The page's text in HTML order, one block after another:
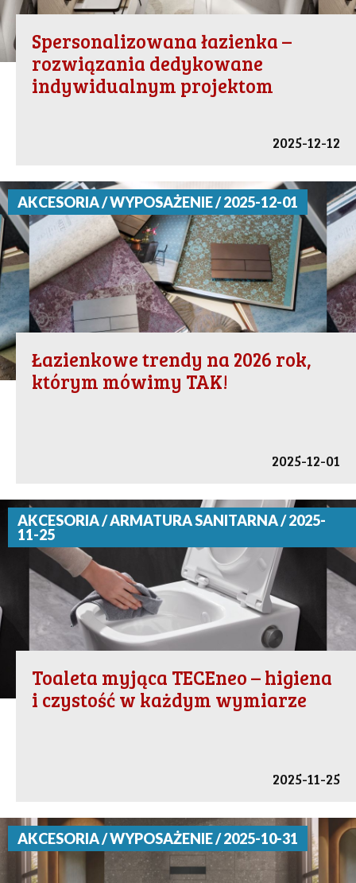
Spersonalizowana łazienka –
rozwiązania dedykowane
indywidualnym projektom
2025-12-12
AKCESORIA / WYPOSAŻENIE / 2025-12-01
Łazienkowe trendy na 2026 rok,
którym mówimy TAK!
2025-12-01
AKCESORIA / ARMATURA SANITARNA / 2025-
11-25
Toaleta myjąca TECEneo – higiena
i czystość w każdym wymiarze
2025-11-25
AKCESORIA / WYPOSAŻENIE / 2025-10-31